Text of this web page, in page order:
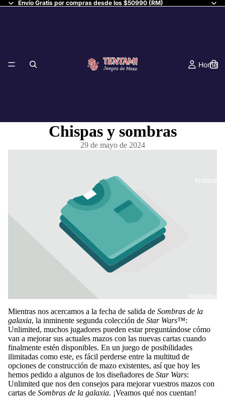
Envío Gratis por compras desde los $50990 (RM)
Home
Noticias
Chispas y sombras
29 de mayo de 2024
Mientras nos acercamos a la fecha de salida de Sombras de la
galaxia, la inminente segunda colección de Star Wars™:
Unlimited, muchos jugadores pueden estar preguntándose cómo
van a mejorar sus actuales mazos con las nuevas cartas cuando
finalmente estén disponibles. En un juego de posibilidades
ilimitadas como este, es fácil perderse entre la multitud de
opciones de construcción de mazo existentes, así que hoy les
hemos pedido a algunos de los diseñadores de Star Wars:
Unlimited que nos den consejos para mejorar vuestros mazos con
cartas de Sombras de la galaxia. ¡Veamos qué nos cuentan!